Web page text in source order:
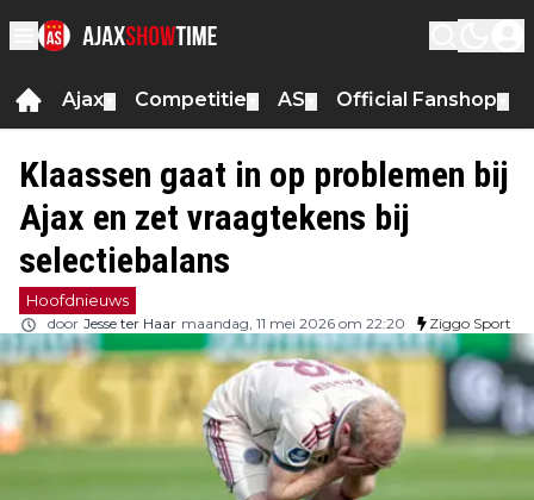
Ajax Competitie AS Official Fanshop
Klaassen gaat in op problemen bij
Ajax en zet vraagtekens bij
selectiebalans
Hoofdnieuws
door Jesse ter Haar maandag, 11 mei 2026 om 22:20 Ziggo Sport